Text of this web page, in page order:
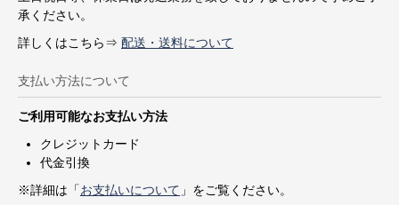
承ください。
詳しくはこちら⇒ 配送・送料について
支払い方法について
ご利用可能なお支払い方法
クレジットカード
代金引換
※詳細は「お支払いについて 」をご覧ください。